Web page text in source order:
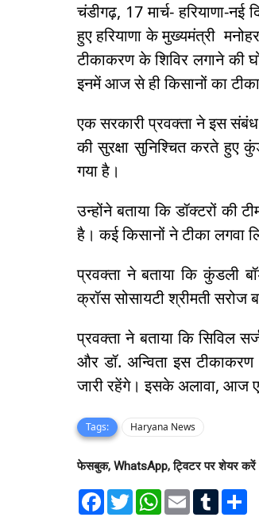
चंडीगढ़, 17 मार्च- हरियाणा-
हुए हरियाणा के मुख्यमंत्री
टीकाकरण के शिविर लगाने की
इनमें आज से ही किसानों का
एक सरकारी प्रवक्ता ने इस
की सुरक्षा सुनिश्चित करते हुए
गया है।
उन्होंने बताया कि डॉक्टरों की
है। कई किसानों ने टीका लगवा
प्रवक्ता ने बताया कि कुंडली
क्रॉस सोसायटी श्रीमती सरोज
प्रवक्ता ने बताया कि सिविल
और डॉ. अन्विता इस टीकाकरण
जारी रहेंगे। इसके अलावा, आज
Tags: Haryana News
फेसबुक, WhatsApp, ट्विटर पर शेयर करें
F
T
w
W
E
T